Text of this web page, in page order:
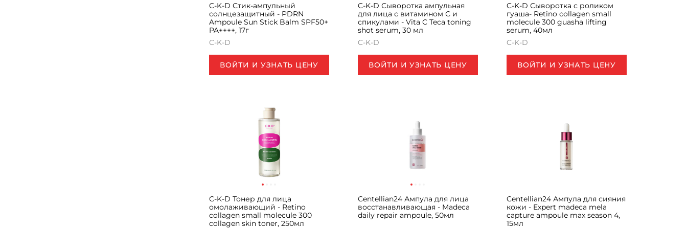
C-K-D Стик-ампульный
солнцезащитный - PDRN
Ampoule Sun Stick Balm SPF50+
PA++++, 17г
C-K-D
ВОЙТИ И УЗНАТЬ ЦЕНУ
C-K-D Сыворотка ампульная
для лица с витамином С и
спикулами - Vita C Teca toning
shot serum, 30 мл
C-K-D
ВОЙТИ И УЗНАТЬ ЦЕНУ
C-K-D Сыворотка с роликом
гуаша- Retino collagen small
molecule 300 guasha lifting
serum, 40мл
C-K-D
ВОЙТИ И УЗНАТЬ ЦЕНУ
C-K-D Тонер для лица
омолаживающий - Retino
collagen small molecule 300
collagen skin toner, 250мл
Centellian24 Ампула для лица
восстанавливающая - Madeca
daily repair ampoule, 50мл
Centellian24 Ампула для сияния
кожи - Expert madeca mela
capture ampoule max season 4,
15мл